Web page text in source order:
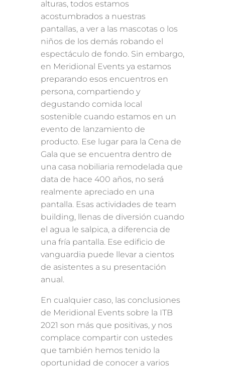
alturas, todos estamos
acostumbrados a nuestras
pantallas, a ver a las mascotas o los
niños de los demás robando el
espectáculo de fondo. Sin embargo,
en Meridional Events ya estamos
preparando esos encuentros en
persona, compartiendo y
degustando comida local
sostenible cuando estamos en un
evento de lanzamiento de
producto. Ese lugar para la Cena de
Gala que se encuentra dentro de
una casa nobiliaria remodelada que
data de hace 400 años, no será
realmente apreciado en una
pantalla. Esas actividades de team
building, llenas de diversión cuando
el agua le salpica, a diferencia de
una fría pantalla. Ese edificio de
vanguardia puede llevar a cientos
de asistentes a su presentación
anual.
En cualquier caso, las conclusiones
de Meridional Events sobre la ITB
2021 son más que positivas, y nos
complace compartir con ustedes
que también hemos tenido la
oportunidad de conocer a varios